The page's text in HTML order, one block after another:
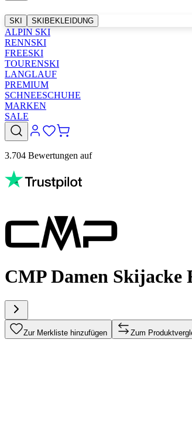
SKI SKIBEKLEIDUNG
ALPIN SKI
RENNSKI
FREESKI
TOURENSKI
LANGLAUF
PREMIUM
SCHNEESCHUHE
MARKEN
SALE
3.704 Bewertungen auf
CMP Damen Skijacke
Zur Merkliste hinzufügen Zum